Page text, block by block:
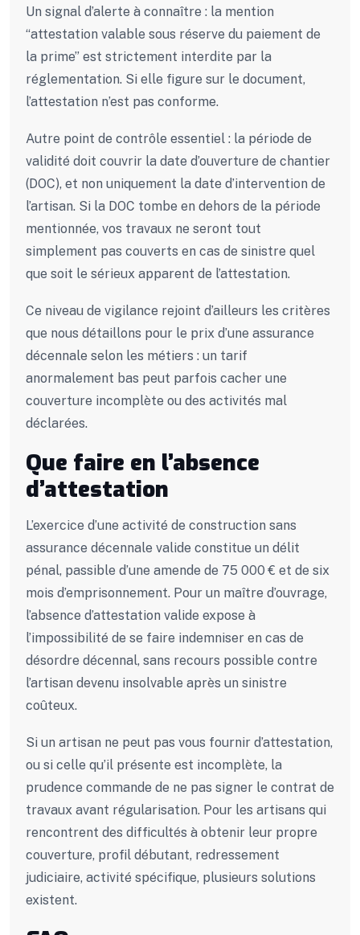
Un signal d’alerte à connaître : la mention
“attestation valable sous réserve du paiement de
la prime” est strictement interdite par la
réglementation. Si elle figure sur le document,
l’attestation n’est pas conforme.
Autre point de contrôle essentiel : la période de
validité doit couvrir la date d’ouverture de chantier
(DOC), et non uniquement la date d’intervention de
l’artisan. Si la DOC tombe en dehors de la période
mentionnée, vos travaux ne seront tout
simplement pas couverts en cas de sinistre quel
que soit le sérieux apparent de l’attestation.
Ce niveau de vigilance rejoint d’ailleurs les critères
que nous détaillons pour le prix d’une assurance
décennale selon les métiers : un tarif
anormalement bas peut parfois cacher une
couverture incomplète ou des activités mal
déclarées.
Que faire en l’absence
d’attestation
L’exercice d’une activité de construction sans
assurance décennale valide constitue un délit
pénal, passible d’une amende de 75 000 € et de six
mois d’emprisonnement. Pour un maître d’ouvrage,
l’absence d’attestation valide expose à
l’impossibilité de se faire indemniser en cas de
désordre décennal, sans recours possible contre
l’artisan devenu insolvable après un sinistre
coûteux.
Si un artisan ne peut pas vous fournir d’attestation,
ou si celle qu’il présente est incomplète, la
prudence commande de ne pas signer le contrat de
travaux avant régularisation. Pour les artisans qui
rencontrent des difficultés à obtenir leur propre
couverture, profil débutant, redressement
judiciaire, activité spécifique, plusieurs solutions
existent.